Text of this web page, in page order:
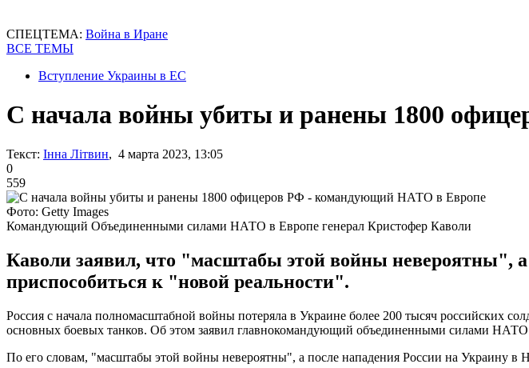
СПЕЦТЕМА: Война в Иране
ВСЕ ТЕМЫ
Вступление Украины в ЕС
С начала войны убиты и ранены 1800
Текст: Інна Літвин, 4 марта 2023, 13:05
0
559
Фото: Getty Images
Командующий Объединенными силами НАТО в Европе генерал Кристофер Каволи
Каволи заявил, что "масштабы этой войны
приспособиться к "новой реальности".
Россия с начала полномасштабной войны потеряла в Украине более 200 тысяч российских
основных боевых танков. Об этом заявил главнокомандующий объединенными силами
По его словам, "масштабы этой войны невероятны", а после нападения России на Украину